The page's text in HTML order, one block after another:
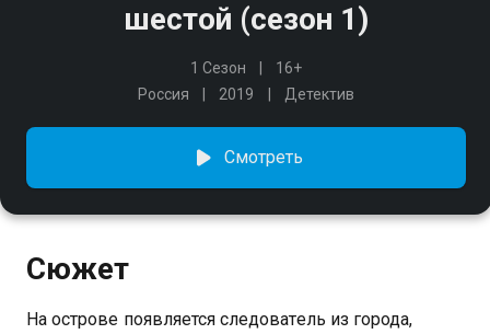
шестой (сезон 1)
1 Сезон
16+
Россия
2019 Детектив
Смотреть
Сюжет
На острове появляется следователь из города,